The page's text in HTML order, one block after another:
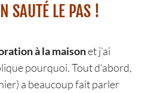
SAUTÉ LE PAS !
à la maisonet j’ai
pourquoi. Tout d’abord,
a beaucoup fait parler